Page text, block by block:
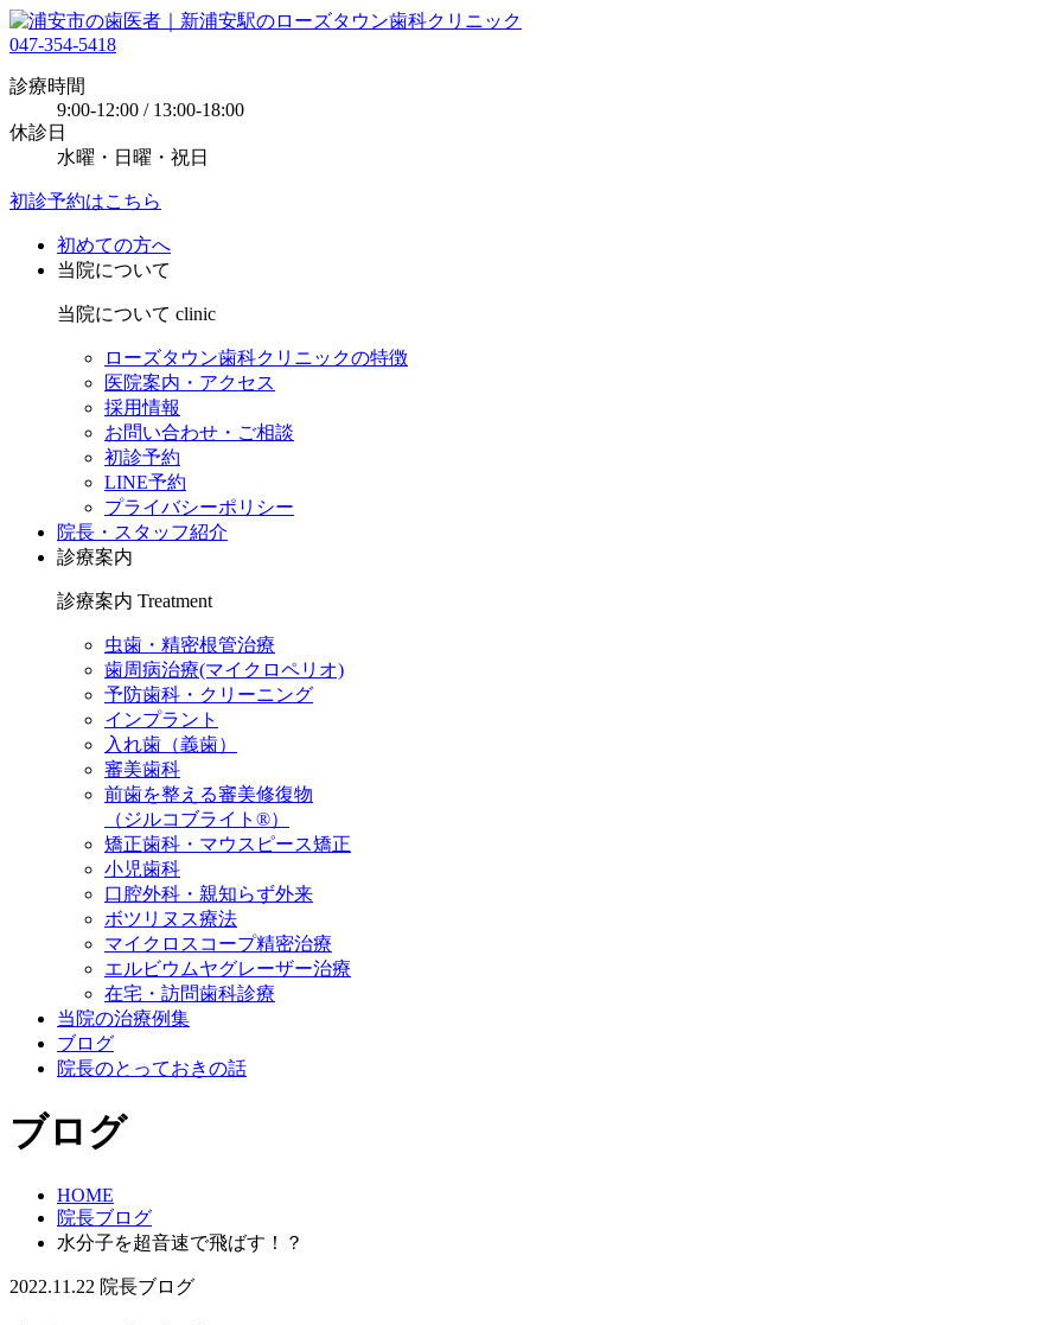
047-354-5418
診療時間
9:00-12:00 / 13:00-18:00
休診日
水曜・日曜・祝日
初診予約はこちら
初めての方へ
当院について
当院について clinic
ローズタウン歯科クリニックの特徴
医院案内・アクセス
採用情報
お問い合わせ・ご相談
初診予約
LINE予約
プライバシーポリシー
院長・スタッフ紹介
診療案内
診療案内 Treatment
虫歯・精密根管治療
歯周病治療(マイクロペリオ)
予防歯科・クリーニング
インプラント
入れ歯（義歯）
審美歯科
前歯を整える審美修復物
（ジルコブライト®）
矯正歯科・マウスピース矯正
小児歯科
口腔外科・親知らず外来
ボツリヌス療法
マイクロスコープ精密治療
エルビウムヤグレーザー治療
在宅・訪問歯科診療
当院の治療例集
ブログ
院長のとっておきの話
ブログ
HOME
院長ブログ
水分子を超音速で飛ばす！？
2022.11.22 院長ブログ